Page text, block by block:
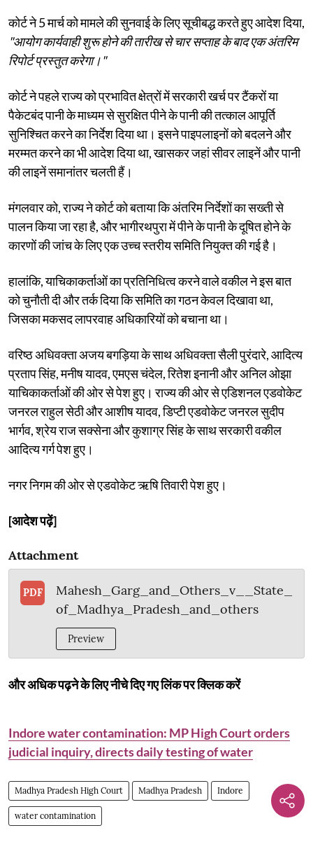
कोर्ट ने 5 मार्च को मामले की सुनवाई के लिए सूचीबद्ध करते हुए आदेश दिया,
"आयोग कार्यवाही शुरू होने की तारीख से चार सप्ताह के बाद एक अंतरिम
रिपोर्ट प्रस्तुत करेगा।"
कोर्ट ने पहले राज्य को प्रभावित क्षेत्रों में सरकारी खर्च पर टैंकरों या
पैकेटबंद पानी के माध्यम से सुरक्षित पीने के पानी की तत्काल आपूर्ति
सुनिश्चित करने का निर्देश दिया था। इसने पाइपलाइनों को बदलने और
मरम्मत करने का भी आदेश दिया था, खासकर जहां सीवर लाइनें और पानी
की लाइनें समानांतर चलती हैं।
मंगलवार को, राज्य ने कोर्ट को बताया कि अंतरिम निर्देशों का सख्ती से
पालन किया जा रहा है, और भागीरथपुरा में पीने के पानी के दूषित होने के
कारणों की जांच के लिए एक उच्च स्तरीय समिति नियुक्त की गई है।
हालांकि, याचिकाकर्ताओं का प्रतिनिधित्व करने वाले वकील ने इस बात
को चुनौती दी और तर्क दिया कि समिति का गठन केवल दिखावा था,
जिसका मकसद लापरवाह अधिकारियों को बचाना था।
वरिष्ठ अधिवक्ता अजय बगड़िया के साथ अधिवक्ता सैली पुरंदारे, आदित्य
प्रताप सिंह, मनीष यादव, एमएस चंदेल, रितेश इनानी और अनिल ओझा
याचिकाकर्ताओं की ओर से पेश हुए। राज्य की ओर से एडिशनल एडवोकेट
जनरल राहुल सेठी और आशीष यादव, डिप्टी एडवोकेट जनरल सुदीप
भार्गव, श्रेय राज सक्सेना और कुशाग्र सिंह के साथ सरकारी वकील
आदित्य गर्ग पेश हुए।
नगर निगम की ओर से एडवोकेट ऋषि तिवारी पेश हुए।
[आदेश पढ़ें]
Attachment
PDF
Mahesh_Garg_and_Others_v__State_
of_Madhya_Pradesh_and_others
Preview
और अधिक पढ़ने के लिए नीचे दिए गए लिंक पर क्लिक करें
Indore water contamination: MP High Court orders
judicial inquiry, directs daily testing of water
Madhya Pradesh High Court Madhya Pradesh Indore
water contamination